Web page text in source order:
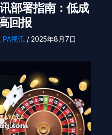
部署指南：低成
回报
PA视讯 / 2025年8月7日